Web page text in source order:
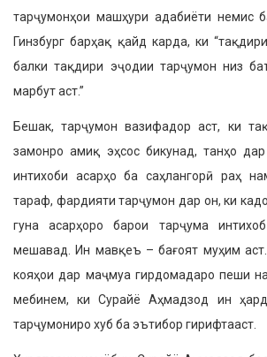
тарҷумонҳои машҳури адабиёти немис
Гинзбург барҳақ қайд карда, ки
балки тақдири эҷодии тарҷумон низ
марбут аст.”
Бешак, тарҷумон вазифадор аст, ки
замонро амиқ эҳсос бикунад, танҳо
интихоби асарҳо ба саҳлангорӣ раҳ
тараф, фардияти тарҷумон дар он, ки
гуна асарҳоро барои тарҷума
мешавад. Ин мавқеъ – бағоят муҳим
кояҳои дар маҷмуа гирдомадаро пеши
мебинем, ки Су­райё Аҳмадзод ин
тарҷумониро хуб ба эътибор гирифтааст.